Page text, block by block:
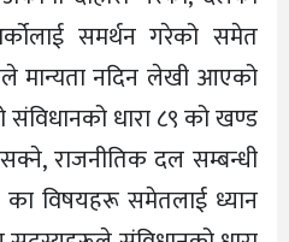
समर्थन गरेको समेत
मान्यता नदिन लेखी आएको
धारा ८९ को खण्ड
राजनीतिक दल सम्बन्धी
विषयहरू समेतलाई ध्यान